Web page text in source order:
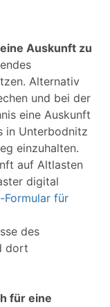
Auskunft zu
Alternativ
und bei der
eine Auskunft
in Unterbodnitz
einzuhalten.
auf Altlasten
digital
Formular für
des
dort
für eine